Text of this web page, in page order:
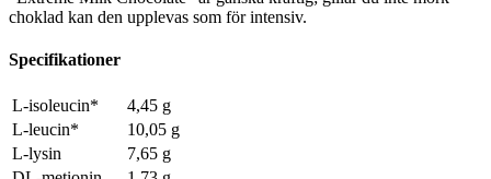
choklad kan den upplevas som för intensiv.
Specifikationer
L-isoleucin*
4,45 g
L-leucin*
10,05 g
L-lysin
7,65 g